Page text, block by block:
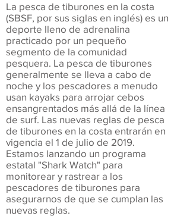
La pesca de tiburones en la costa
(SBSF, por sus siglas en inglés) es un
deporte lleno de adrenalina
practicado por un pequeño
segmento de la comunidad
pesquera. La pesca de tiburones
generalmente se lleva a cabo de
noche y los pescadores a menudo
usan kayaks para arrojar cebos
ensangrentados más allá de la línea
de surf. Las nuevas reglas de pesca
de tiburones en la costa entrarán en
vigencia el 1 de julio de 2019.
Estamos lanzando un programa
estatal "Shark Watch" para
monitorear y rastrear a los
pescadores de tiburones para
asegurarnos de que se cumplan las
nuevas reglas.